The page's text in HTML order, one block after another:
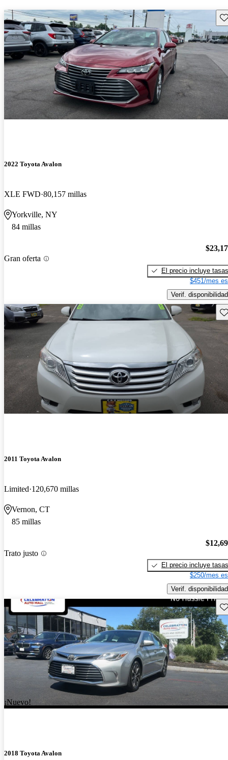
2022 Toyota Avalon
XLE FWD 80,157 millas
Yorkville, NY
84 millas
Gran oferta
El precio incluye tasas
$451/mes
Verif. disponibilidad
2011 Toyota Avalon
Limited 120,670 millas
Vernon, CT
85 millas
Trato justo
El precio incluye tasas
$250/mes
Verif. disponibilidad
¡Nuevo!
2018 Toyota Avalon